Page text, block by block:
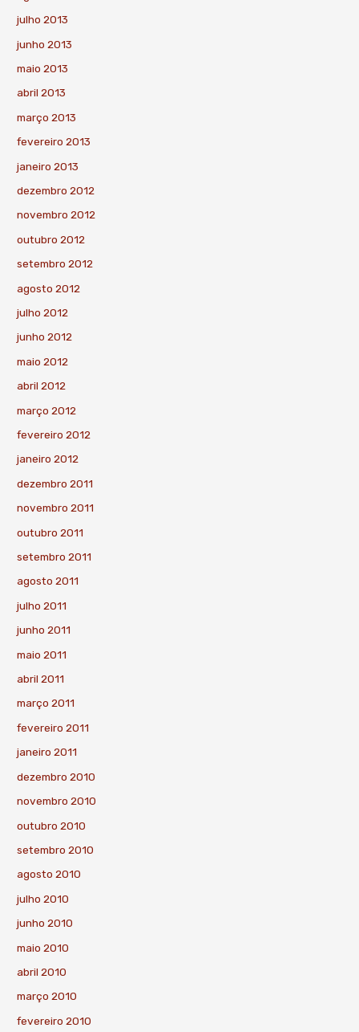
julho 2013
junho 2013
maio 2013
abril 2013
março 2013
fevereiro 2013
janeiro 2013
dezembro 2012
novembro 2012
outubro 2012
setembro 2012
agosto 2012
julho 2012
junho 2012
maio 2012
abril 2012
março 2012
fevereiro 2012
janeiro 2012
dezembro 2011
novembro 2011
outubro 2011
setembro 2011
agosto 2011
julho 2011
junho 2011
maio 2011
abril 2011
março 2011
fevereiro 2011
janeiro 2011
dezembro 2010
novembro 2010
outubro 2010
setembro 2010
agosto 2010
julho 2010
junho 2010
maio 2010
abril 2010
março 2010
fevereiro 2010